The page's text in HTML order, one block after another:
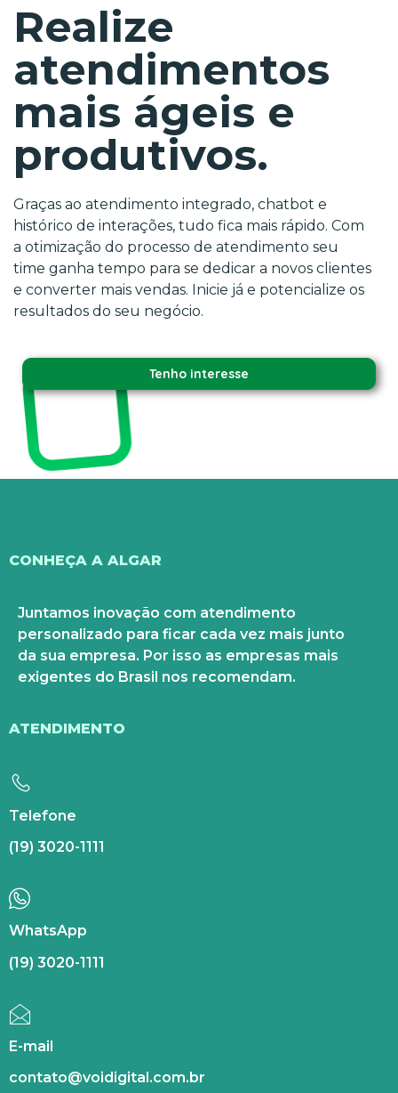
Realize
atendimentos
mais ágeis e
produtivos.
Graças ao atendimento integrado, chatbot e
histórico de interações, tudo fica mais rápido. Com
a otimização do processo de atendimento seu
time ganha tempo para se dedicar a novos clientes
e converter mais vendas. Inicie já e potencialize os
resultados do seu negócio.
Tenho interesse
CONHEÇA A ALGAR
Juntamos inovação com atendimento
personalizado para ficar cada vez mais junto
da sua empresa. Por isso as empresas mais
exigentes do Brasil nos recomendam.
ATENDIMENTO
Telefone
(19) 3020-1111
WhatsApp
(19) 3020-1111
E-mail
contato@voidigital.com.br